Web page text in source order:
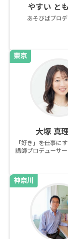
やすい と
あそびばプロ
東京
大塚 真
「好き」を仕事に
講師プロデューサー
神奈川